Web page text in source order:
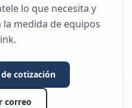
lo que necesita y
medida de equipos
cotización
correo